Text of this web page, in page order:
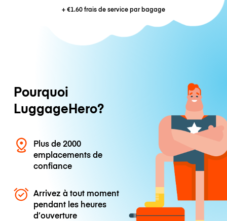
+€1.60frais de service par bagage
Pourquoi
LuggageHero?
Plus de 2000
emplacements de
confiance
Arrivez à tout moment
pendant les heures
d’ouverture